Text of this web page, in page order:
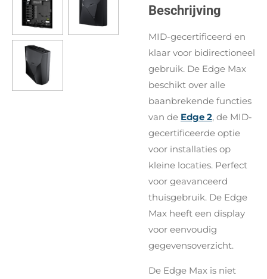
Beschrijving
MID-gecertificeerd en
klaar voor bidirectioneel
gebruik. De Edge Max
beschikt over alle
baanbrekende functies
van de Edge 2, de MID-
gecertificeerde optie
voor installaties op
kleine locaties. Perfect
voor geavanceerd
thuisgebruik. De Edge
Max heeft een display
voor eenvoudig
gegevensoverzicht.
De Edge Max is niet